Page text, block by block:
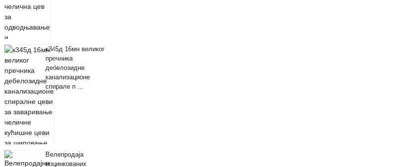
к345д 16мн великог
пречника
дебелозидне
канализационе
спирале п ​​...
Велепродаја
поцинкованих